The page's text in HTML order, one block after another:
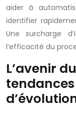
aider à
identifier
Une surcharge
l’efficacité du
L’avenir